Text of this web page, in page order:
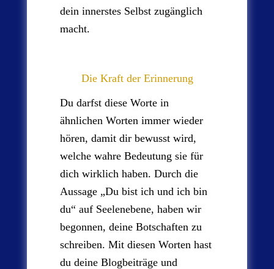
dein innerstes Selbst zugänglich
macht.
Die Kraft der Erinnerung
Du darfst diese Worte in
ähnlichen Worten immer wieder
hören, damit dir bewusst wird,
welche wahre Bedeutung sie für
dich wirklich haben. Durch die
Aussage „Du bist ich und ich bin
du“ auf Seelenebene, haben wir
begonnen, deine Botschaften zu
schreiben. Mit diesen Worten hast
du deine Blogbeiträge und